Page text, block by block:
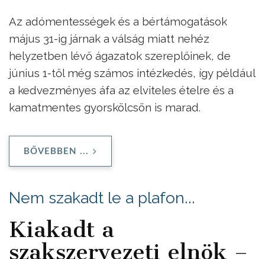
Az adómentességek és a bértámogatások
május 31-ig járnak a válság miatt nehéz
helyzetben lévő ágazatok szereplőinek, de
június 1-től még számos intézkedés, így például
a kedvezményes áfa az elviteles ételre és a
kamatmentes gyorskölcsön is marad.
BŐVEBBEN ...
Nem szakadt le a plafon...
Kiakadt a
szakszervezeti elnök –